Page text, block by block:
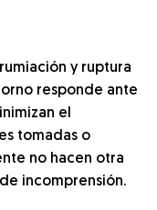
y ruptura
responde ante
el
tomadas o
no hacen otra
incomprensión.